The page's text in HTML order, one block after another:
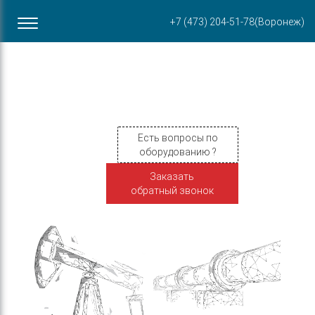
+7 (473) 204-51-78(Воронеж)
ул. Пирогова, 87Б
Есть вопросы по
оборудованию ?
Заказать
обратный звонок